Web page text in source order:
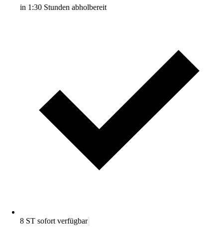
in 1:30 Stunden abholbereit
8 ST sofort verfügbar